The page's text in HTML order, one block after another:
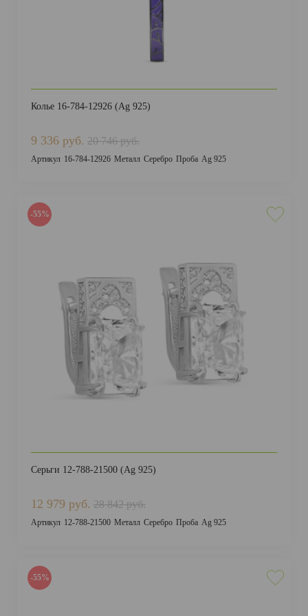
Колье 16-784-12926 (Ag 925)
9 336 руб. 20 746 руб.
Артикул 16-784-12926 Металл Серебро Проба Ag 925
-55%
Серьги 12-788-21500 (Ag 925)
12 979 руб. 28 842 руб.
Артикул 12-788-21500 Металл Серебро Проба Ag 925
-55%